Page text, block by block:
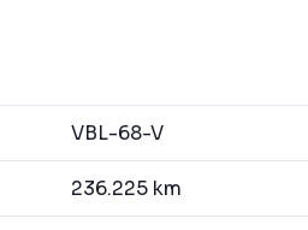
VBL-68-V
236.225 km